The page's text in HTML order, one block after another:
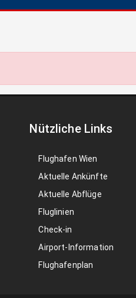
Nützliche Links
Flughafen Wien
Aktuelle Ankünfte
Aktuelle Abflüge
Fluglinien
Check-in
Airport-Information
Flughafenplan